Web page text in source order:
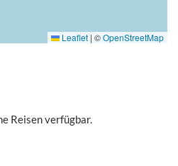
Leaflet | ©OpenStreetMap
Reisen verfügbar.